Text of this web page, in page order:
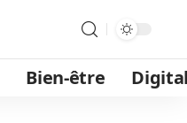
Bien-être